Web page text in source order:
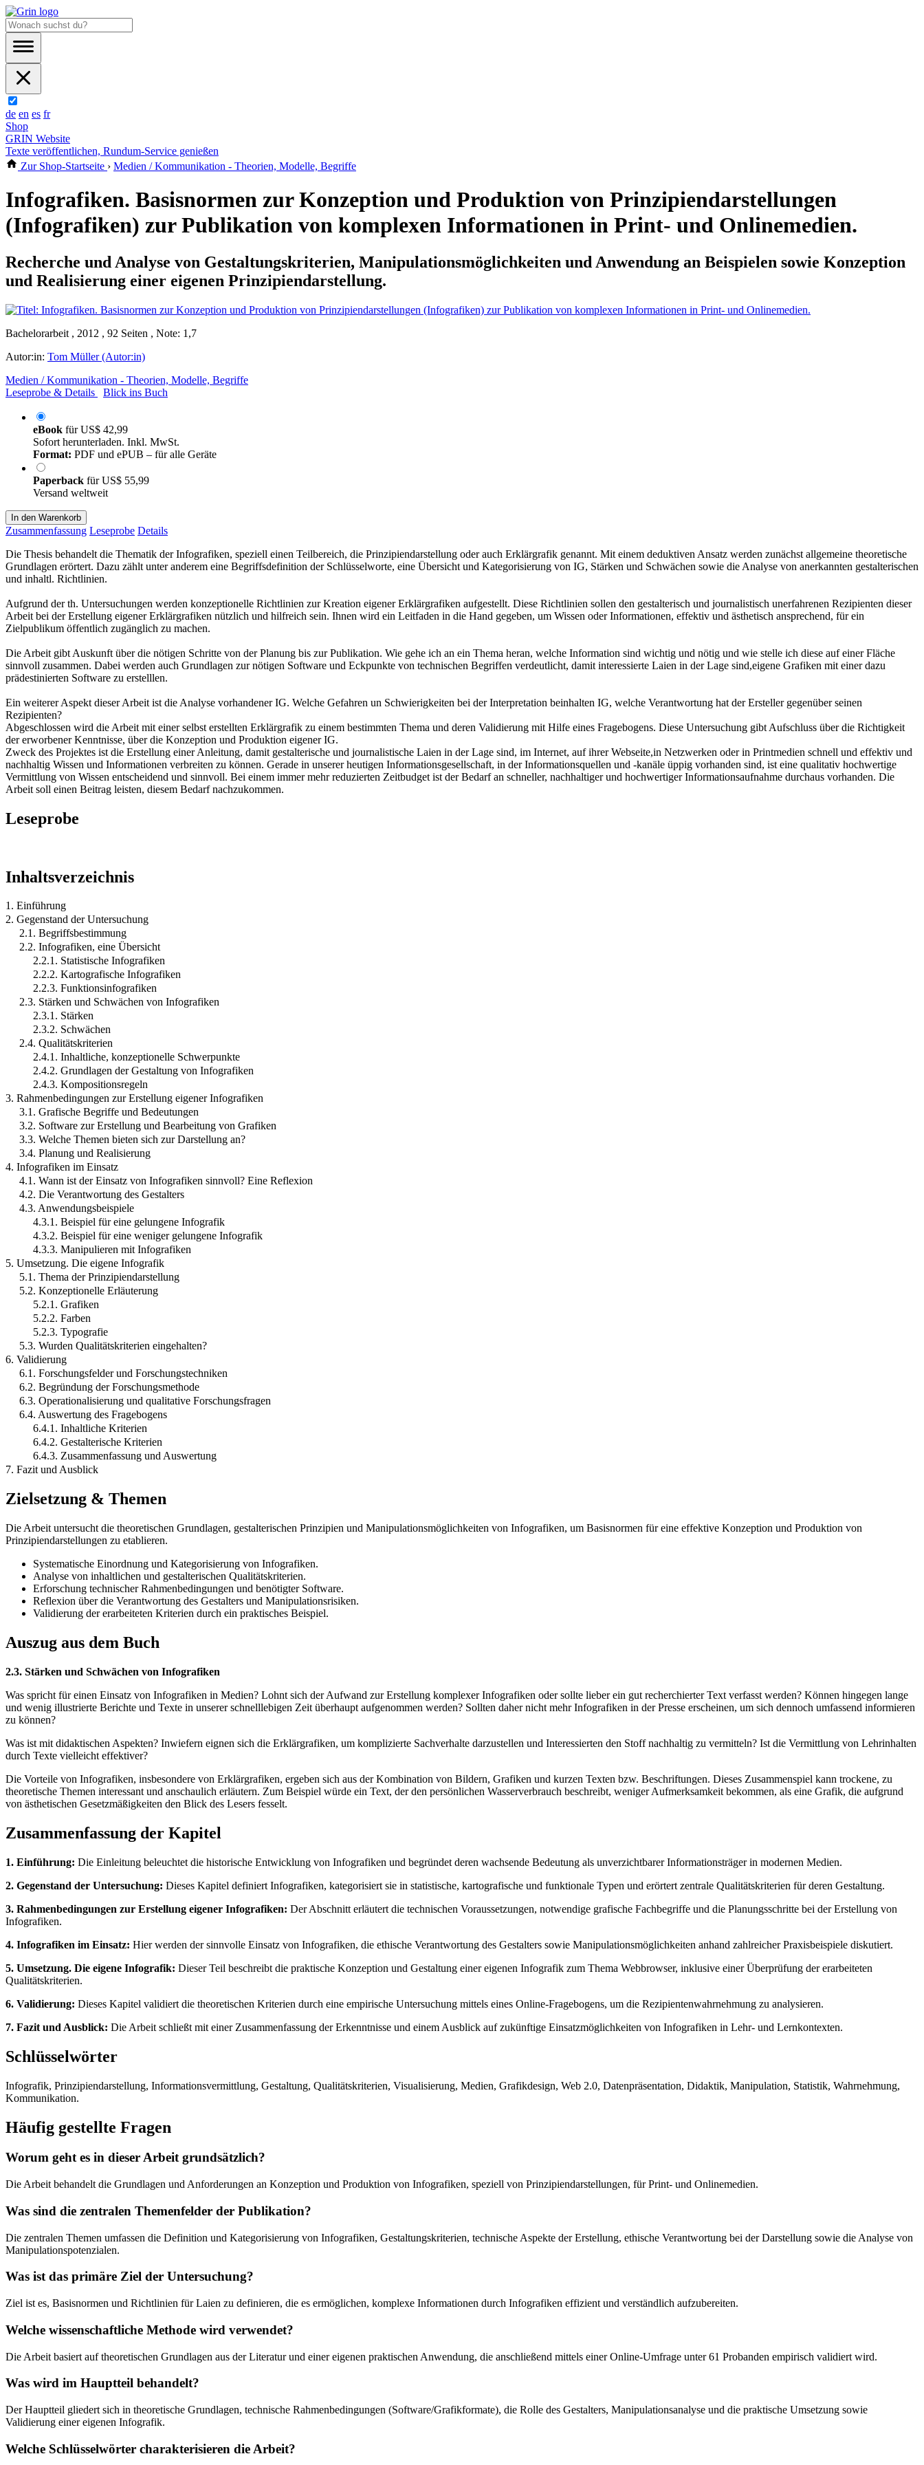
de en es fr
Shop
GRIN Website
Texte veröffentlichen, Rundum-Service genießen
Zur Shop-Startseite › Medien / Kommunikation - Theorien, Modelle, Begriffe
Infografiken. Basisnormen zur Konzeption und Produktion von Prinzipiendarstellungen
(Infografiken) zur Publikation von komplexen Informationen in Print- und Onlinemedien.
Recherche und Analyse von Gestaltungskriterien, Manipulationsmöglichkeiten und Anwendung an Beispielen sowie Konzeption
und Realisierung einer eigenen Prinzipiendarstellung.
Bachelorarbeit , 2012 , 92 Seiten , Note: 1,7
Autor:in: Tom Müller (Autor:in)
Medien / Kommunikation - Theorien, Modelle, Begriffe
Leseprobe & Details
Blick ins Buch
eBook fürUS$ 42,99
Sofort herunterladen. Inkl. MwSt.
Format: PDF und ePUB – für alle Geräte
Paperback fürUS$ 55,99
Versand weltweit
In den Warenkorb
Zusammenfassung Leseprobe Details
Die Thesis behandelt die Thematik der Infografiken, speziell einen Teilbereich, die Prinzipiendarstellung oder auch Erklärgrafik genannt. Mit einem deduktiven Ansatz werden zunächst allgemeine theoretische
Grundlagen erörtert. Dazu zählt unter anderem eine Begriffsdefinition der Schlüsselworte, eine Übersicht und Kategorisierung von IG, Stärken und Schwächen sowie die Analyse von anerkannten gestalterischen
und inhaltl. Richtlinien.
Aufgrund der th. Untersuchungen werden konzeptionelle Richtlinien zur Kreation eigener Erklärgrafiken aufgestellt. Diese Richtlinien sollen den gestalterisch und journalistisch unerfahrenen Rezipienten dieser
Arbeit bei der Erstellung eigener Erklärgrafiken nützlich und hilfreich sein. Ihnen wird ein Leitfaden in die Hand gegeben, um Wissen oder Informationen, effektiv und ästhetisch ansprechend, für ein
Zielpublikum öffentlich zugänglich zu machen.
Die Arbeit gibt Auskunft über die nötigen Schritte von der Planung bis zur Publikation. Wie gehe ich an ein Thema heran, welche Information sind wichtig und nötig und wie stelle ich diese auf einer Fläche
sinnvoll zusammen. Dabei werden auch Grundlagen zur nötigen Software und Eckpunkte von technischen Begriffen verdeutlicht, damit interessierte Laien in der Lage sind,eigene Grafiken mit einer dazu
prädestinierten Software zu erstelllen.
Ein weiterer Aspekt dieser Arbeit ist die Analyse vorhandener IG. Welche Gefahren un Schwierigkeiten bei der Interpretation beinhalten IG, welche Verantwortung hat der Ersteller gegenüber seinen
Rezipienten?
Abgeschlossen wird die Arbeit mit einer selbst erstellten Erklärgrafik zu einem bestimmten Thema und deren Validierung mit Hilfe eines Fragebogens. Diese Untersuchung gibt Aufschluss über die Richtigkeit
der erworbener Kenntnisse, über die Konzeption und Produktion eigener IG.
Zweck des Projektes ist die Erstellung einer Anleitung, damit gestalterische und journalistische Laien in der Lage sind, im Internet, auf ihrer Webseite,in Netzwerken oder in Printmedien schnell und effektiv und
nachhaltig Wissen und Informationen verbreiten zu können. Gerade in unserer heutigen Informationsgesellschaft, in der Informationsquellen und -kanäle üppig vorhanden sind, ist eine qualitativ hochwertige
Vermittlung von Wissen entscheidend und sinnvoll. Bei einem immer mehr reduzierten Zeitbudget ist der Bedarf an schneller, nachhaltiger und hochwertiger Informationsaufnahme durchaus vorhanden. Die
Arbeit soll einen Beitrag leisten, diesem Bedarf nachzukommen.
Leseprobe
Inhaltsverzeichnis
1. Einführung
2. Gegenstand der Untersuchung
2.1. Begriffsbestimmung
2.2. Infografiken, eine Übersicht
2.2.1. Statistische Infografiken
2.2.2. Kartografische Infografiken
2.2.3. Funktionsinfografiken
2.3. Stärken und Schwächen von Infografiken
2.3.1. Stärken
2.3.2. Schwächen
2.4. Qualitätskriterien
2.4.1. Inhaltliche, konzeptionelle Schwerpunkte
2.4.2. Grundlagen der Gestaltung von Infografiken
2.4.3. Kompositionsregeln
3. Rahmenbedingungen zur Erstellung eigener Infografiken
3.1. Grafische Begriffe und Bedeutungen
3.2. Software zur Erstellung und Bearbeitung von Grafiken
3.3. Welche Themen bieten sich zur Darstellung an?
3.4. Planung und Realisierung
4. Infografiken im Einsatz
4.1. Wann ist der Einsatz von Infografiken sinnvoll? Eine Reflexion
4.2. Die Verantwortung des Gestalters
4.3. Anwendungsbeispiele
4.3.1. Beispiel für eine gelungene Infografik
4.3.2. Beispiel für eine weniger gelungene Infografik
4.3.3. Manipulieren mit Infografiken
5. Umsetzung. Die eigene Infografik
5.1. Thema der Prinzipiendarstellung
5.2. Konzeptionelle Erläuterung
5.2.1. Grafiken
5.2.2. Farben
5.2.3. Typografie
5.3. Wurden Qualitätskriterien eingehalten?
6. Validierung
6.1. Forschungsfelder und Forschungstechniken
6.2. Begründung der Forschungsmethode
6.3. Operationalisierung und qualitative Forschungsfragen
6.4. Auswertung des Fragebogens
6.4.1. Inhaltliche Kriterien
6.4.2. Gestalterische Kriterien
6.4.3. Zusammenfassung und Auswertung
7. Fazit und Ausblick
Zielsetzung & Themen
Die Arbeit untersucht die theoretischen Grundlagen, gestalterischen Prinzipien und Manipulationsmöglichkeiten von Infografiken, um Basisnormen für eine effektive Konzeption und Produktion von
Prinzipiendarstellungen zu etablieren.
Systematische Einordnung und Kategorisierung von Infografiken.
Analyse von inhaltlichen und gestalterischen Qualitätskriterien.
Erforschung technischer Rahmenbedingungen und benötigter Software.
Reflexion über die Verantwortung des Gestalters und Manipulationsrisiken.
Validierung der erarbeiteten Kriterien durch ein praktisches Beispiel.
Auszug aus dem Buch
2.3. Stärken und Schwächen von Infografiken
Was spricht für einen Einsatz von Infografiken in Medien? Lohnt sich der Aufwand zur Erstellung komplexer Infografiken oder sollte lieber ein gut recherchierter Text verfasst werden? Können hingegen lange
und wenig illustrierte Berichte und Texte in unserer schnelllebigen Zeit überhaupt aufgenommen werden? Sollten daher nicht mehr Infografiken in der Presse erscheinen, um sich dennoch umfassend informieren
zu können?
Was ist mit didaktischen Aspekten? Inwiefern eignen sich die Erklärgrafiken, um komplizierte Sachverhalte darzustellen und Interessierten den Stoff nachhaltig zu vermitteln? Ist die Vermittlung von Lehrinhalten
durch Texte vielleicht effektiver?
Die Vorteile von Infografiken, insbesondere von Erklärgrafiken, ergeben sich aus der Kombination von Bildern, Grafiken und kurzen Texten bzw. Beschriftungen. Dieses Zusammenspiel kann trockene, zu
theoretische Themen interessant und anschaulich erläutern. Zum Beispiel würde ein Text, der den persönlichen Wasserverbrauch beschreibt, weniger Aufmerksamkeit bekommen, als eine Grafik, die aufgrund
von ästhetischen Gesetzmäßigkeiten den Blick des Lesers fesselt.
Zusammenfassung der Kapitel
1. Einführung: Die Einleitung beleuchtet die historische Entwicklung von Infografiken und begründet deren wachsende Bedeutung als unverzichtbarer Informationsträger in modernen Medien.
2. Gegenstand der Untersuchung: Dieses Kapitel definiert Infografiken, kategorisiert sie in statistische, kartografische und funktionale Typen und erörtert zentrale Qualitätskriterien für deren Gestaltung.
3. Rahmenbedingungen zur Erstellung eigener Infografiken: Der Abschnitt erläutert die technischen Voraussetzungen, notwendige grafische Fachbegriffe und die Planungsschritte bei der Erstellung von
Infografiken.
4. Infografiken im Einsatz: Hier werden der sinnvolle Einsatz von Infografiken, die ethische Verantwortung des Gestalters sowie Manipulationsmöglichkeiten anhand zahlreicher Praxisbeispiele diskutiert.
5. Umsetzung. Die eigene Infografik: Dieser Teil beschreibt die praktische Konzeption und Gestaltung einer eigenen Infografik zum Thema Webbrowser, inklusive einer Überprüfung der erarbeiteten
Qualitätskriterien.
6. Validierung: Dieses Kapitel validiert die theoretischen Kriterien durch eine empirische Untersuchung mittels eines Online-Fragebogens, um die Rezipientenwahrnehmung zu analysieren.
7. Fazit und Ausblick: Die Arbeit schließt mit einer Zusammenfassung der Erkenntnisse und einem Ausblick auf zukünftige Einsatzmöglichkeiten von Infografiken in Lehr- und Lernkontexten.
Schlüsselwörter
Infografik, Prinzipiendarstellung, Informationsvermittlung, Gestaltung, Qualitätskriterien, Visualisierung, Medien, Grafikdesign, Web 2.0, Datenpräsentation, Didaktik, Manipulation, Statistik, Wahrnehmung,
Kommunikation.
Häufig gestellte Fragen
Worum geht es in dieser Arbeit grundsätzlich?
Die Arbeit behandelt die Grundlagen und Anforderungen an Konzeption und Produktion von Infografiken, speziell von Prinzipiendarstellungen, für Print- und Onlinemedien.
Was sind die zentralen Themenfelder der Publikation?
Die zentralen Themen umfassen die Definition und Kategorisierung von Infografiken, Gestaltungskriterien, technische Aspekte der Erstellung, ethische Verantwortung bei der Darstellung sowie die Analyse von
Manipulationspotenzialen.
Was ist das primäre Ziel der Untersuchung?
Ziel ist es, Basisnormen und Richtlinien für Laien zu definieren, die es ermöglichen, komplexe Informationen durch Infografiken effizient und verständlich aufzubereiten.
Welche wissenschaftliche Methode wird verwendet?
Die Arbeit basiert auf theoretischen Grundlagen aus der Literatur und einer eigenen praktischen Anwendung, die anschließend mittels einer Online-Umfrage unter 61 Probanden empirisch validiert wird.
Was wird im Hauptteil behandelt?
Der Hauptteil gliedert sich in theoretische Grundlagen, technische Rahmenbedingungen (Software/Grafikformate), die Rolle des Gestalters, Manipulationsanalyse und die praktische Umsetzung sowie
Validierung einer eigenen Infografik.
Welche Schlüsselwörter charakterisieren die Arbeit?